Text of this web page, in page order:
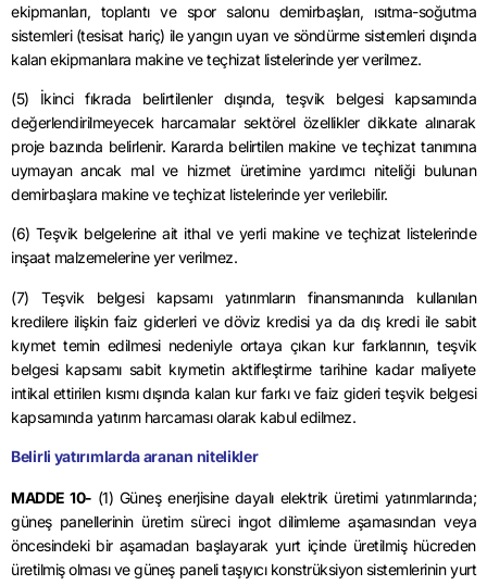
ekipmanları, toplantı ve spor salonu demirbaşları, ısıtma-soğutma
sistemleri (tesisat hariç) ile yangın uyarı ve söndürme sistemleri dışında
kalan ekipmanlara makine ve teçhizat listelerinde yer verilmez.
(5) İkinci fıkrada belirtilenler dışında, teşvik belgesi kapsamında
değerlendirilmeyecek harcamalar sektörel özellikler dikkate alınarak
proje bazında belirlenir. Kararda belirtilen makine ve teçhizat tanımına
uymayan ancak mal ve hizmet üretimine yardımcı niteliği bulunan
demirbaşlara makine ve teçhizat listelerinde yer verilebilir.
(6) Teşvik belgelerine ait ithal ve yerli makine ve teçhizat listelerinde
inşaat malzemelerine yer verilmez.
(7) Teşvik belgesi kapsamı yatırımların finansmanında kullanılan
kredilere ilişkin faiz giderleri ve döviz kredisi ya da dış kredi ile sabit
kıymet temin edilmesi nedeniyle ortaya çıkan kur farklarının, teşvik
belgesi kapsamı sabit kıymetin aktifleştirme tarihine kadar maliyete
intikal ettirilen kısmı dışında kalan kur farkı ve faiz gideri teşvik belgesi
kapsamında yatırım harcaması olarak kabul edilmez.
Belirli yatırımlarda aranan nitelikler
MADDE 10- (1) Güneş enerjisine dayalı elektrik üretimi yatırımlarında;
güneş panellerinin üretim süreci ingot dilimleme aşamasından veya
öncesindeki bir aşamadan başlayarak yurt içinde üretilmiş hücreden
üretilmiş olması ve güneş paneli taşıyıcı konstrüksiyon sistemlerinin yurt